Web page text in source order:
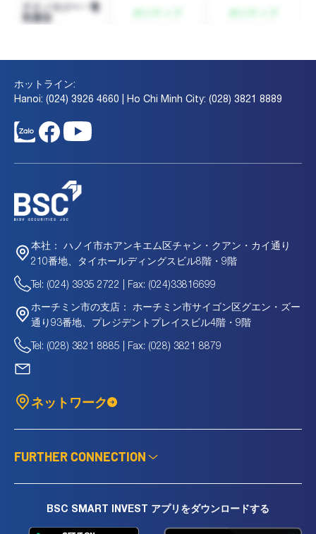
テクノロジー - 電
気通信
ホットライン:
Hanoi: (024) 3926 4660 | Ho Chi Minh City: (028) 3821 8889
本社：
ハノイ市ホアンキエム区チャン・クアン・カイ通り
210番地、タイホールディングスビル8階・9階
Tel: (024) 3935 2722 | Fax: (024)33816699
ホーチミン市の支店：
ホーチミン市サイゴン区グエン・ズー
通り93番地、プレジデントプレイスビル4階・9階
Tel: (028) 3821 8885 | Fax: (028) 3821 8879
ネットワーク
FURTHER CONNECTION
BSC SMART INVEST アプリをダウンロードする